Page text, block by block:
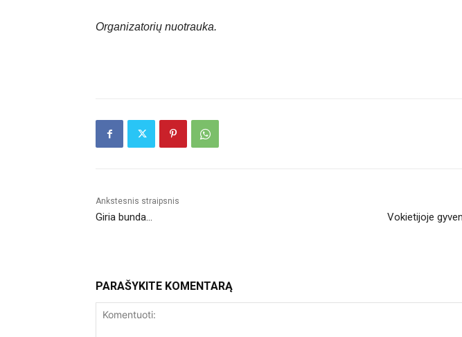
Organizatorių nuotrauka.
Ankstesnis straipsnis
Giria bunda…
Vokietijoje
PARAŠYKITE KOMENTARĄ